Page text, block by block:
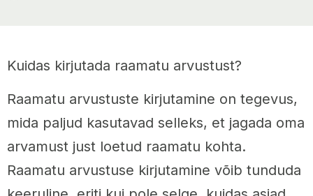
Kuidas kirjutada raamatu arvustust?
Raamatu arvustuste kirjutamine on tegevus,
mida paljud kasutavad selleks, et jagada oma
arvamust just loetud raamatu kohta.
Raamatu arvustuse kirjutamine võib tunduda